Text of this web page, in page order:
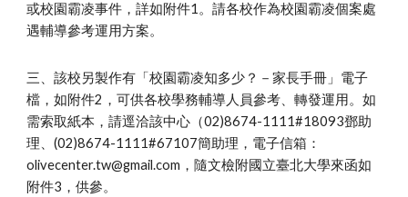
或校園霸凌事件，詳如附件1。請各校作為校園霸凌個案處
遇輔導參考運用方案。
三、該校另製作有「校園霸凌知多少？－家長手冊」電子
檔，如附件2，可供各校學務輔導人員參考、轉發運用。如
需索取紙本，請逕洽該中心（02)8674-1111#18093鄧助
理、(02)8674-1111#67107簡助理，電子信箱：
olivecenter.tw@gmail.com，隨文檢附國立臺北大學來函如
附件3，供參。